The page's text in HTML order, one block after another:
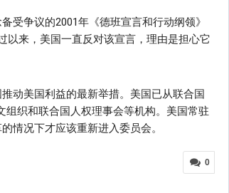
受争议的2001年《德班宣言和行动纲领》
以来，美国一直反对该宣言，理由是担心它
动美国利益的最新举措。美国已从联合国
组织和联合国人权理事会等机构。美国常驻
情况下才应该重新进入委员会。
0